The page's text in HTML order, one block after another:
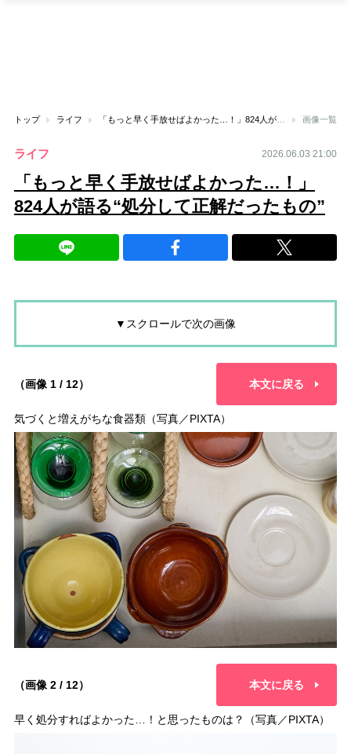
トップ ライフ 「もっと早く手放せばよかった…！」824人が語る“処分して正解だったもの” 画像一覧
ライフ 2026.06.03 21:00
「もっと早く手放せばよかった…！」
824人が語る“処分して正解だったもの”
▼スクロールで次の画像
（画像 1 / 12） 本文に戻る
気づくと増えがちな食器類（写真／PIXTA）
（画像 2 / 12） 本文に戻る
早く処分すればよかった…！と思ったものは？（写真／PIXTA）